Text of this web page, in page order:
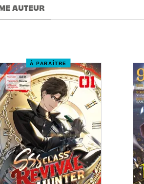
AUTEUR
À PARAÎTRE